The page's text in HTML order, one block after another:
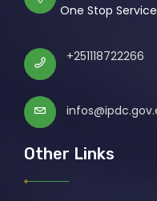
One Stop
+251118722266
Other Links